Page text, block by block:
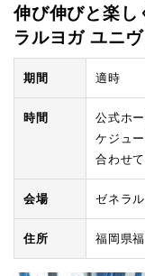
伸び伸びと楽
ラルヨガ ユニ
期間 適時
時間
公式ホ
ケジュ
合わせ
会場 ゼネラ
住所 福岡県